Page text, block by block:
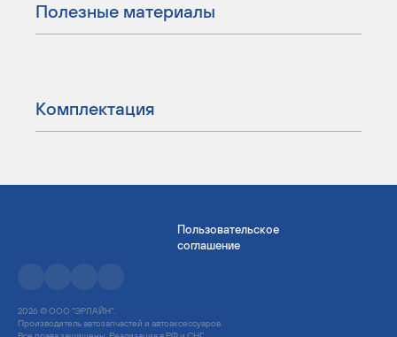
Полезные материалы
Комплектация
Пользовательское
соглашение
2026 © ООО "ЭРЛАЙН".
Производитель автозапчастей и автоаксессуаров.